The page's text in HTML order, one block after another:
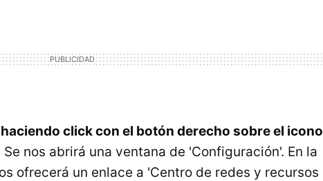
haciendo click con el botón derecho sobre el icono
Se nos abrirá una ventana de 'Configuración'. En la
ofrecerá un enlace a 'Centro de redes y recursos